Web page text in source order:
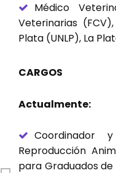
Médico
Veterinarias
Plata (UNLP), La
CARGOS
Actualmente:
Coordinador
Reproducción
para Graduados de